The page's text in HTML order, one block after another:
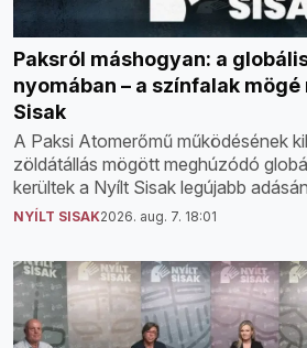
Paksról máshogyan: a
nyomában – a színfalak
Sisak
A Paksi Atomerőmű működésének
zöldátállás mögött meghúzódó
kerültek a Nyílt Sisak legújabb
NYÍLT SISAK2026. aug. 7. 18:01